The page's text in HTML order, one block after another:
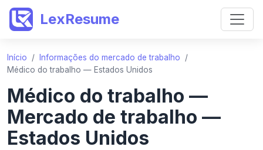
LexResume
Início / Informações do mercado de trabalho
/
Médico do trabalho — Estados Unidos
Médico do trabalho —
Mercado de trabalho —
Estados Unidos